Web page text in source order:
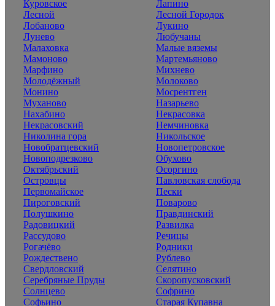
Куровское
Лапино
Лесной
Лесной Городок
Лобаново
Лукино
Лунево
Любучаны
Малаховка
Малые вяземы
Мамоново
Мартемьяново
Марфино
Михнево
Молодёжный
Молоково
Монино
Мосрентген
Муханово
Назарьево
Нахабино
Некрасовка
Некрасовский
Немчиновка
Николина гора
Никольское
Новобратцевский
Новопетровское
Новоподрезково
Обухово
Октябрьский
Осоргино
Островцы
Павловская слобода
Первомайское
Пески
Пироговский
Поварово
Полушкино
Правдинский
Радовицкий
Развилка
Рассудово
Речицы
Рогачёво
Родники
Рождествено
Рублево
Свердловский
Селятино
Серебряные Пруды
Скоропусковский
Солнцево
Софрино
Софьино
Старая Купавна